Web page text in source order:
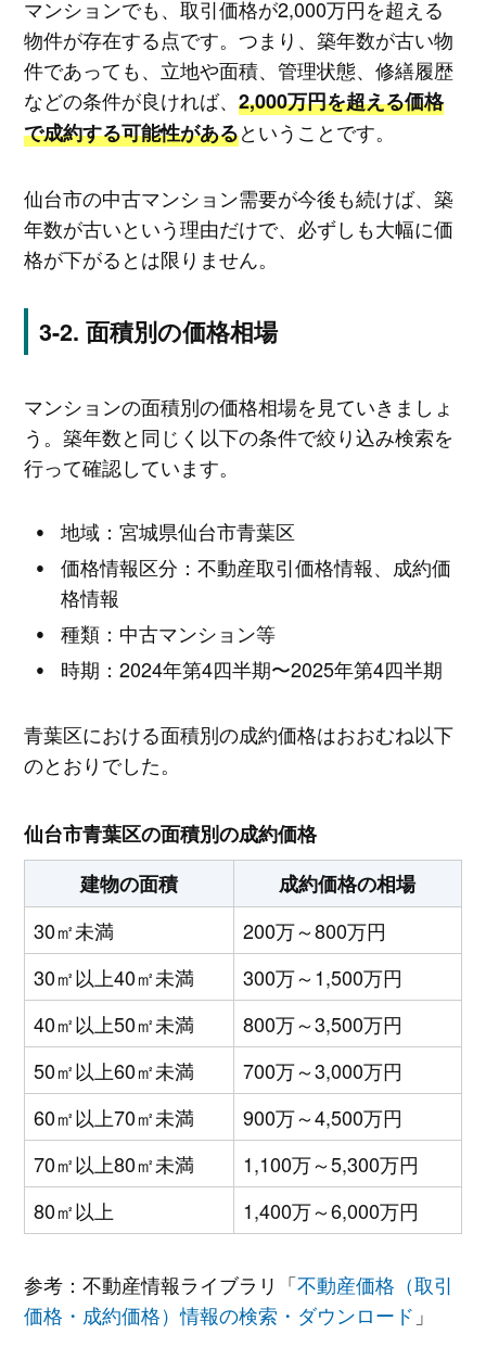
マンションでも、取引価格が2,000万円を超える
物件が存在する点です。つまり、築年数が古い物
件であっても、立地や面積、管理状態、修繕履歴
などの条件が良ければ、 2,000万円を超える価格
で成約する可能性があるということです。
仙台市の中古マンション需要が今後も続けば、築
年数が古いという理由だけで、必ずしも大幅に価
格が下がるとは限りません。
面積別の価格相場
マンションの面積別の価格相場を見ていきましょ
う。築年数と同じく以下の条件で絞り込み検索を
行って確認しています。
地域：宮城県仙台市青葉区
価格情報区分：不動産取引価格情報、成約価
格情報
種類：中古マンション等
時期：2024年第4四半期〜2025年第4四半期
青葉区における面積別の成約価格はおおむね以下
のとおりでした。
仙台市青葉区の面積別の成約価格
建物の面積
成約価格の相場
30㎡未満
200万～800万円
30㎡以上40㎡未満
300万～1,500万円
40㎡以上50㎡未満
800万～3,500万円
50㎡以上60㎡未満
700万～3,000万円
60㎡以上70㎡未満
900万～4,500万円
70㎡以上80㎡未満
1,100万～5,300万円
80㎡以上
1,400万～6,000万円
参考：不動産情報ライブラリ「不動産価格（取引
価格・成約価格）情報の検索・ダウンロード 」